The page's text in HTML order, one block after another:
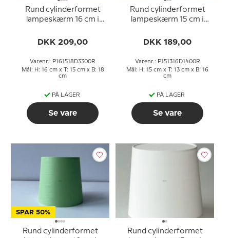
Rund cylinderformet
lampeskærm 16 cm i
DKK 209,00
Varenr.: P161518D3300R
Mål: H: 16 cm x T: 15 cm x B: 18
cm
PÅ LAGER
Se vare
Rund cylinderformet
lampeskærm 15 cm i
DKK 189,00
Varenr.: P151316D1400R
Mål: H: 15 cm x T: 13 cm x B: 16
cm
PÅ LAGER
Se vare
SPAR 50%
Rund cylinderformet
Rund cylinderformet